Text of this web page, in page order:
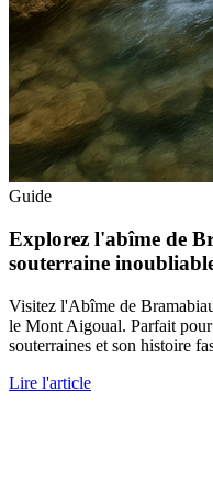
Guide
Explorez l'abîme de
souterraine
Visitez l'Abîme de
le Mont Aigoual. Parfait
souterraines et son histoire
Lire l'article